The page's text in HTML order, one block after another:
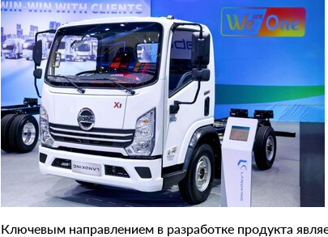
Ключевым направлением в разработке продукта